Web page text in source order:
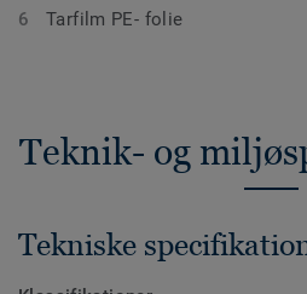
Tarfilm PE- folie
Teknik- og
Tekniske